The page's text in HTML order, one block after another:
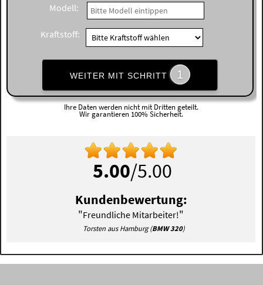
Modell:
Kraftstoff:
WEITER MIT SCHRITT 1
Ihre Daten werden nicht mit Dritten geteilt.
Wir garantieren 100% Sicherheit.
5.00/5.00
Kundenbewertung:
"Freundliche Mitarbeiter!"
Torsten aus Hamburg (BMW 320)